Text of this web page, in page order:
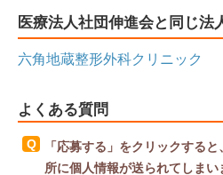
医療法人社団伸進会と同じ法
六角地蔵整形外科クリニック
よくある質問
「応募する」をクリックする
所に個人情報が送られてしまい